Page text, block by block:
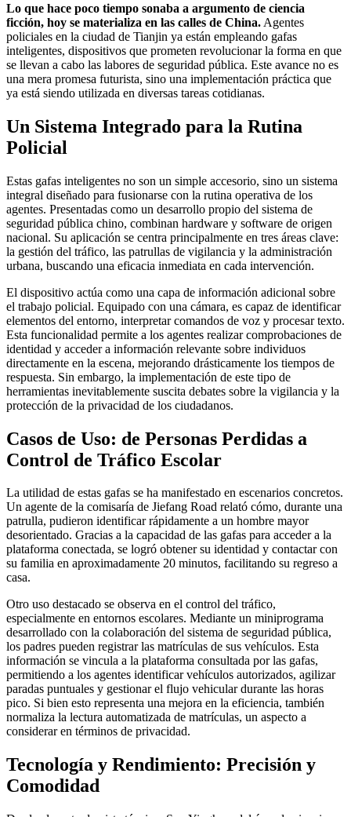
Lo que hace poco tiempo sonaba a argumento de ciencia
ficción, hoy se materializa en las calles de China. Agentes
policiales en la ciudad de Tianjin ya están empleando gafas
inteligentes, dispositivos que prometen revolucionar la forma en que
se llevan a cabo las labores de seguridad pública. Este avance no es
una mera promesa futurista, sino una implementación práctica que
ya está siendo utilizada en diversas tareas cotidianas.
Un Sistema Integrado para la Rutina
Policial
Estas gafas inteligentes no son un simple accesorio, sino un sistema
integral diseñado para fusionarse con la rutina operativa de los
agentes. Presentadas como un desarrollo propio del sistema de
seguridad pública chino, combinan hardware y software de origen
nacional. Su aplicación se centra principalmente en tres áreas clave:
la gestión del tráfico, las patrullas de vigilancia y la administración
urbana, buscando una eficacia inmediata en cada intervención.
El dispositivo actúa como una capa de información adicional sobre
el trabajo policial. Equipado con una cámara, es capaz de identificar
elementos del entorno, interpretar comandos de voz y procesar texto.
Esta funcionalidad permite a los agentes realizar comprobaciones de
identidad y acceder a información relevante sobre individuos
directamente en la escena, mejorando drásticamente los tiempos de
respuesta. Sin embargo, la implementación de este tipo de
herramientas inevitablemente suscita debates sobre la vigilancia y la
protección de la privacidad de los ciudadanos.
Casos de Uso: de Personas Perdidas a
Control de Tráfico Escolar
La utilidad de estas gafas se ha manifestado en escenarios concretos.
Un agente de la comisaría de Jiefang Road relató cómo, durante una
patrulla, pudieron identificar rápidamente a un hombre mayor
desorientado. Gracias a la capacidad de las gafas para acceder a la
plataforma conectada, se logró obtener su identidad y contactar con
su familia en aproximadamente 20 minutos, facilitando su regreso a
casa.
Otro uso destacado se observa en el control del tráfico,
especialmente en entornos escolares. Mediante un miniprograma
desarrollado con la colaboración del sistema de seguridad pública,
los padres pueden registrar las matrículas de sus vehículos. Esta
información se vincula a la plataforma consultada por las gafas,
permitiendo a los agentes identificar vehículos autorizados, agilizar
paradas puntuales y gestionar el flujo vehicular durante las horas
pico. Si bien esto representa una mejora en la eficiencia, también
normaliza la lectura automatizada de matrículas, un aspecto a
considerar en términos de privacidad.
Tecnología y Rendimiento: Precisión y
Comodidad